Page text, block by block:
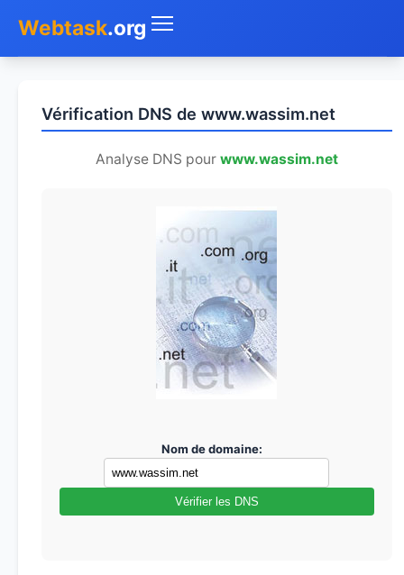
Webtask.org
Whois
Vérification DNS de www.wassim.net
Analyse DNS pour www.wassim.net
Nom de domaine:
Vérifier les DNS